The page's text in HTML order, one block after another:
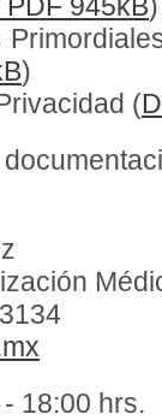
)
(
18:00 hrs.